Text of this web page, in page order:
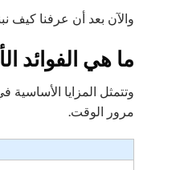
والآن بعد أن عرفنا كيف
ما هي الفوائد
وتتمثل المزايا
مرور الوقت.